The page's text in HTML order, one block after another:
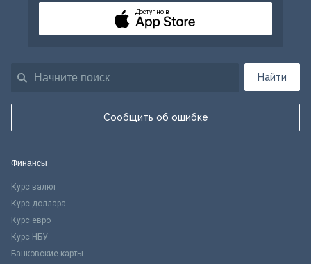
Найти
Сообщить об ошибке
Доступно в
Финансы
Курс валют
Курс доллара
Курс евро
Курс НБУ
Банковские карты